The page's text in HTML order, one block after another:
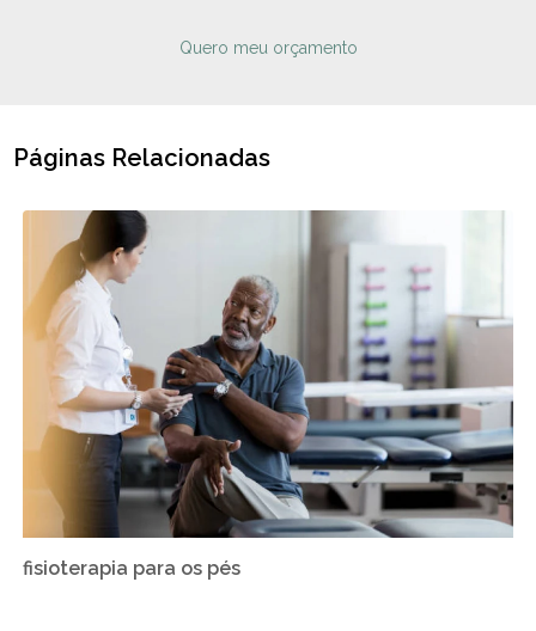
Quero meu orçamento
Páginas Relacionadas
fisioterapia para os pés